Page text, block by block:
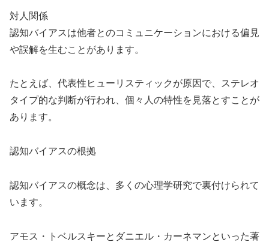
対人関係
認知バイアスは他者とのコミュニケーションにおける偏見
や誤解を生むことがあります。
たとえば、代表性ヒューリスティックが原因で、ステレオ
タイプ的な判断が行われ、個々人の特性を見落とすことが
あります。
認知バイアスの根拠
認知バイアスの概念は、多くの心理学研究で裏付けられて
います。
アモス・トベルスキーとダニエル・カーネマンといった著